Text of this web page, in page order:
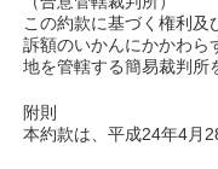
この約款に基づく権利及
訴額のいかんにかかわら
地を管轄する簡易裁判所
附則
本約款は、平成24年4月